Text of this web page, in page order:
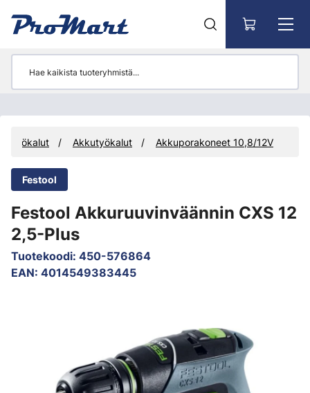
Työkalut Akkutyökalut Akkuporakoneet 10,8/12V
Festool
Festool Akkuruuvinväännin CXS 12
2,5-Plus
Tuotekoodi: 450-576864
EAN: 4014549383445